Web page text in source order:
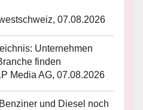
07.08.2026
Unternehmen
finden
Media AG, 07.08.2026
und Diesel noch